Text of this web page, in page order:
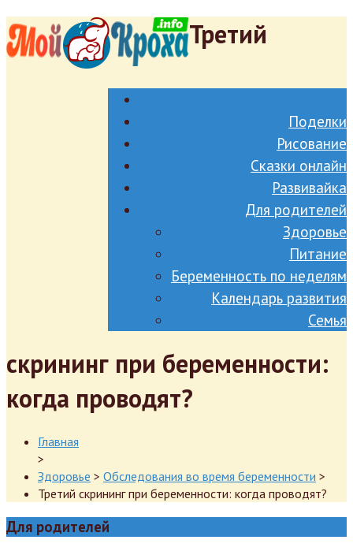
Поделки
Рисование
Сказки онлайн
Развивайка
Для родителей
Здоровье
Питание
Беременность по неделям
Календарь развития
Семья
Третий
скрининг при беременности:
когда проводят?
Главная
>
Здоровье > Обследования во время беременности >
Третий скрининг при беременности: когда проводят?
Для родителей